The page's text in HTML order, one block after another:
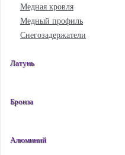
Медная кровля
Медный профиль
Снегозадержатели
Латунь
Бронза
Алюминий